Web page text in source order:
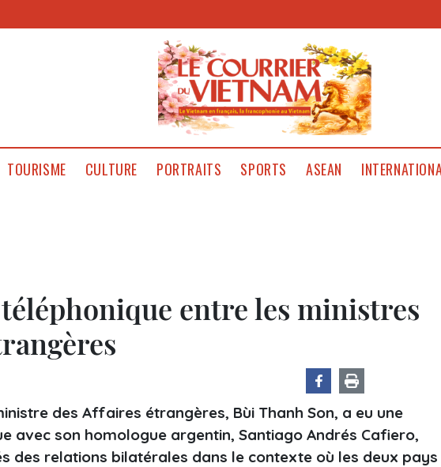
TOURISME CULTURE PORTRAITS SPORTS ASEAN
entre les ministres
des Affaires étrangères, Bùi Thanh Son, a eu une
avec son homologue argentin, Santiago Andrés Cafiero,
des relations bilatérales dans le contexte où les deux pays